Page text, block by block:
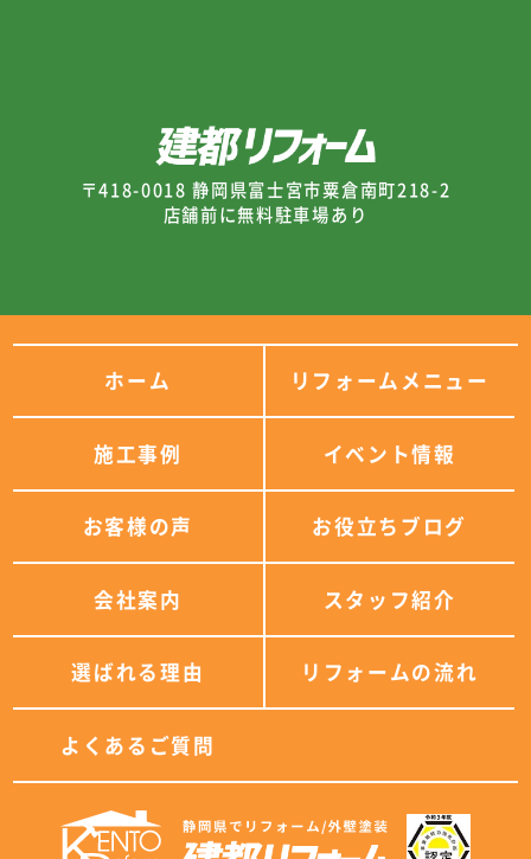
〒418-0018 静岡県富士宮市粟倉南町218-2
店舗前に無料駐車場あり
ホーム リフォームメニュー
施工事例 イベント情報
お客様の声 お役立ちブログ
会社案内 スタッフ紹介
選ばれる理由 リフォームの流れ
よくあるご質問